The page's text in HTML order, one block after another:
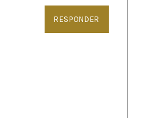
RESPONDER